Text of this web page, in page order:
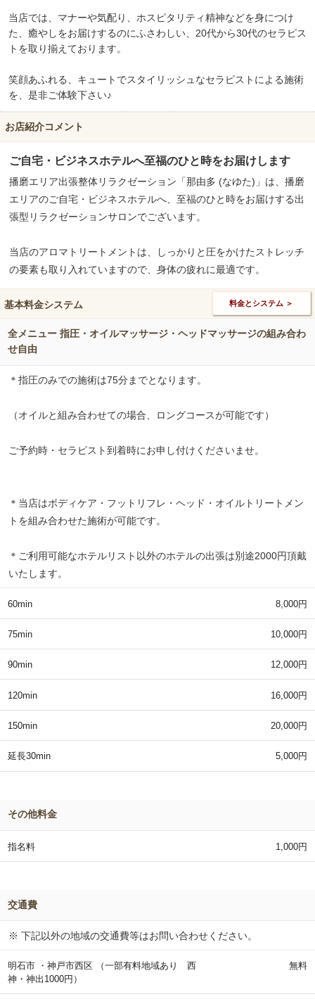
当店では、マナーや気配り、ホスピタリティ精神などを身につけ
た、癒やしをお届けするのにふさわしい、20代から30代のセラピス
トを取り揃えております。
笑顔あふれる、キュートでスタイリッシュなセラピストによる施術
を、是非ご体験下さい♪
お店紹介コメント
ご自宅・ビジネスホテルへ至福のひと時をお届けします
播磨エリア出張整体リラクゼーション「那由多 (なゆた)」は、播磨
エリアのご自宅・ビジネスホテルへ、至福のひと時をお届けする出
張型リラクゼーションサロンでございます。
当店のアロマトリートメントは、しっかりと圧をかけたストレッチ
の要素も取り入れていますので、身体の疲れに最適です。
基本料金システム 料金とシステム ＞
全メニュー 指圧・オイルマッサージ・ヘッドマッサージの組み合わ
せ自由
＊指圧のみでの施術は75分までとなります。
（オイルと組み合わせての場合、ロングコースが可能です）
ご予約時・セラピスト到着時にお申し付けくださいませ。
＊当店はボディケア・フットリフレ・ヘッド・オイルトリートメン
トを組み合わせた施術が可能です。
＊ご利用可能なホテルリスト以外のホテルの出張は別途2000円頂戴
いたします。
60min 8,000円
75min 10,000円
90min 12,000円
120min 16,000円
150min 20,000円
延長30min 5,000円
その他料金
指名料 1,000円
交通費
※ 下記以外の地域の交通費等はお問い合わせください。
明石市 ・神戸市西区 （一部有料地域あり 西
神・神出1000円）
無料